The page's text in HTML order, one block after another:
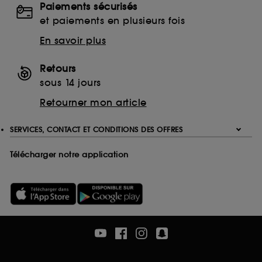
Ethanolamine (ETA)
Monoethanolamine (MEA)
Triethanolamine (TEA)
Ethylenediaminetetraacetic Acid
Disodium EDTA
Tetrasodium EDTA
Paiements sécurisés
et paiements en plusieurs fois
En savoir plus
Retours
sous 14 jours
Retourner mon article
SERVICES, CONTACT ET CONDITIONS DES OFFRES
Télécharger notre application